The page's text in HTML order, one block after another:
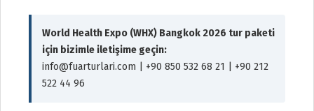
World Health Expo (WHX) Bangkok 2026 tur paketi
için bizimle iletişime geçin:
info@fuarturlari.com | +90 850 532 68 21 | +90 212
522 44 96